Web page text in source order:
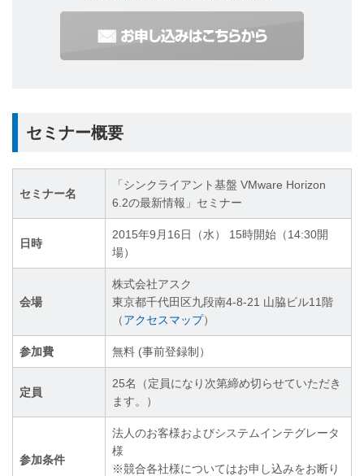
セミナー概要
セミナー名
「シンクライアント基盤 VMware Horizon
6.2の最新情報」セミナー
日時
2015年9月16日（水） 15時開始（14:30開
場）
会場
株式会社アスク
東京都千代田区九段南4-8-21 山脇ビル11階
（アクセスマップ）
参加費 無料 (事前登録制）
定員
25名（定員になり次第締め切らせていただき
ます。）
参加条件
法人のお客様およびシステムインテグレータ
様
※競合各社様についてはお申し込みをお断り